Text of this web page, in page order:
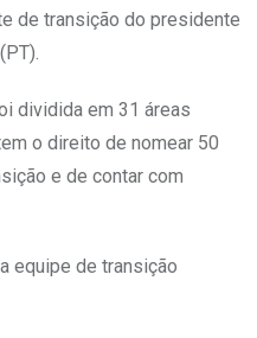
de transição do presidente
dividida em 31 áreas
o direito de nomear 50
e de contar com
equipe de transição